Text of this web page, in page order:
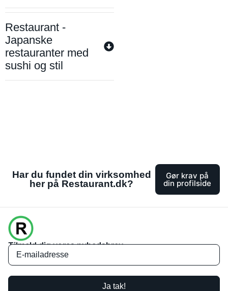
Restaurant -
Japanske
restauranter med
sushi og stil
Har du fundet din virksomhed
her på Restaurant.dk?
Gør krav på
din profilside
Tilmeld dig vores nyhedsbrev
Ja tak!